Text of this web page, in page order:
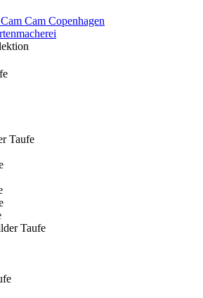
Cam Copenhagen
Taufe
Taufe